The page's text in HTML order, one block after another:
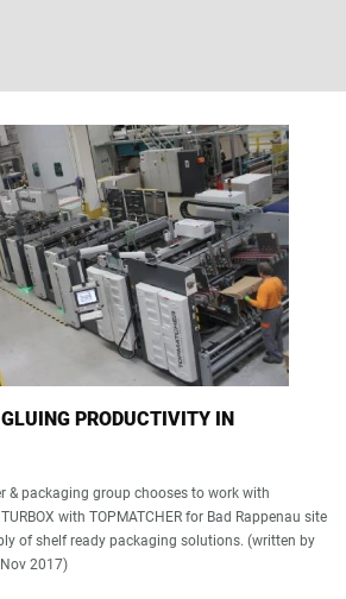
PRODUCTIVITY IN
& packaging group chooses to work with
with TOPMATCHER for Bad Rappenau site
of shelf ready packaging solutions. (written by
2017)